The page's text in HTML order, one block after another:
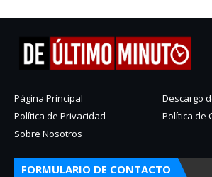
Página Principal
Descargo
Política de Privacidad
Política de
Sobre Nosotros
FORMULARIO DE CONTACTO